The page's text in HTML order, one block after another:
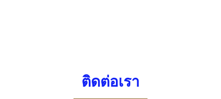
ติดต่อเรา